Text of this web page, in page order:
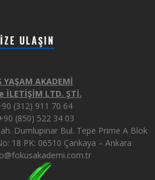
ULAŞIN
YAŞAM AKADEMİ
İLETİŞİM LTD. ŞTİ.
(312) 911 70 64
(850) 522 34 03
Dumlupınar Bul. Tepe Prime A Blok
18 PK: 06510 Çankaya – Ankara